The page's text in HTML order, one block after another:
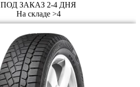
ПОД ЗАКАЗ 2-4 ДНЯ
На складе >4